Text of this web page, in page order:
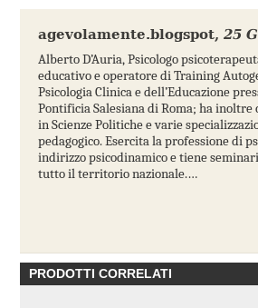
agevolamente.blogspot, 25
Alberto D’Auria, Psicologo
educativo e operatore di Training
Psicologia Clinica e dell’Educazione
Pontificia Salesiana di Roma; ha inoltre
in Scienze Politiche e varie
pedagogico. Esercita la professione di
indirizzo psicodinamico e tiene
tutto il territorio nazionale.…
PRODOTTI CORRELATI